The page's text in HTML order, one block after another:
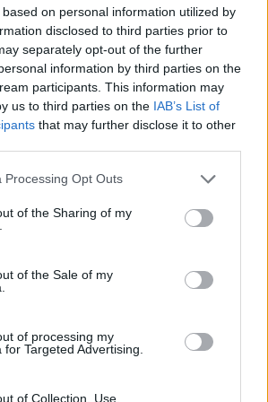
on personal information utilized by
disclosed to third parties prior to
separately opt-out of the further
information by third parties on the
participants. This information may
us to third parties on the IAB’s List of
that may further disclose it to other
Processing Opt Outs
of the Sharing of my
of the Sale of my
of processing my
Targeted Advertising.
of Collection, Use,
ésTihamér
Ottó
és Soma
Ulrik
EmeseésSarolta
Amália